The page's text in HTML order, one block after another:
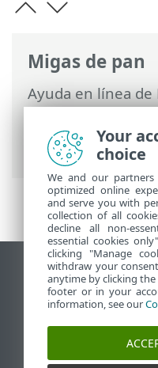
Migas de pan
Ayuda en línea de
Security>
Computer>
Objetos de perfil
Ver sitio del
End of Life
Base de
ESET Status Portal
Your
choice
We and our
optimized online
and serve you with
collection of all
decline all non-
essential cookies
clicking "Manage
withdraw your
anytime by clicking
footer or in your
information, see our